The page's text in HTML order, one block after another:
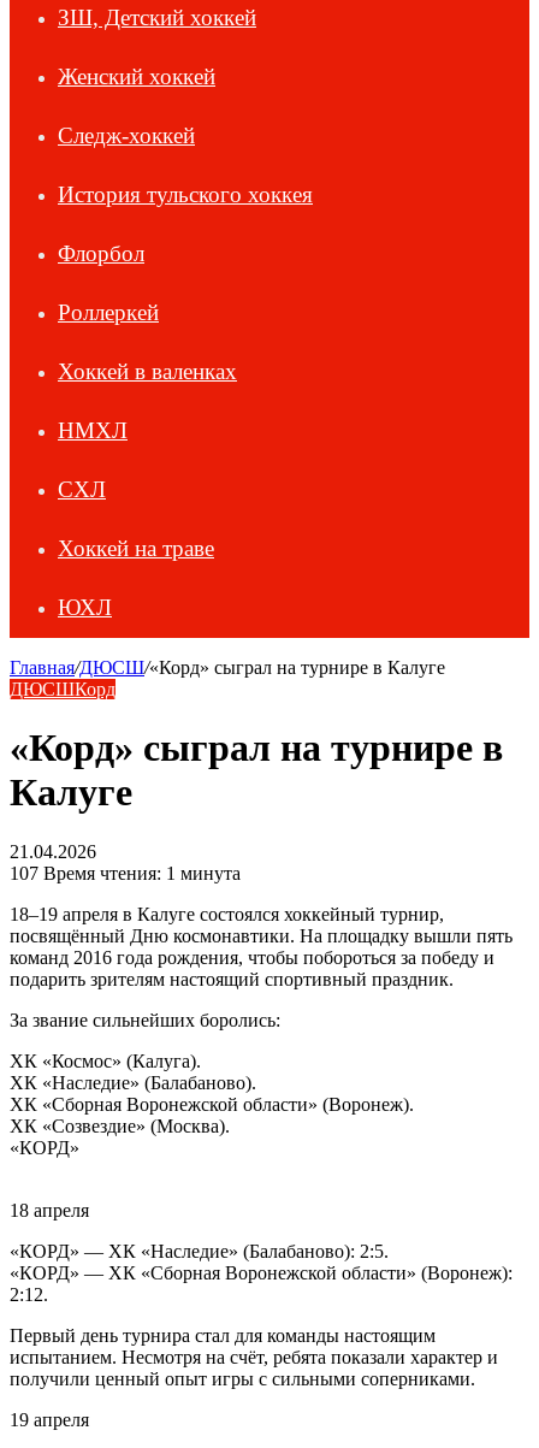
ЗШ, Детский хоккей
Женский хоккей
Следж-хоккей
История тульского хоккея
Флорбол
Роллеркей
Хоккей в валенках
НМХЛ
СХЛ
Хоккей на траве
ЮХЛ
Главная/ДЮСШ/«Корд» сыграл на турнире в Калуге
ДЮСШКорд
«Корд» сыграл на турнире в
Калуге
21.04.2026
107 Время чтения: 1 минута
18–19 апреля в Калуге состоялся хоккейный турнир,
посвящённый Дню космонавтики. На площадку вышли пять
команд 2016 года рождения, чтобы побороться за победу и
подарить зрителям настоящий спортивный праздник.
За звание сильнейших боролись:
ХК «Космос» (Калуга).
ХК «Наследие» (Балабаново).
ХК «Сборная Воронежской области» (Воронеж).
ХК «Созвездие» (Москва).
«КОРД»
18 апреля
«КОРД» — ХК «Наследие» (Балабаново): 2:5.
«КОРД» — ХК «Сборная Воронежской области» (Воронеж):
2:12.
Первый день турнира стал для команды настоящим
испытанием. Несмотря на счёт, ребята показали характер и
получили ценный опыт игры с сильными соперниками.
19 апреля